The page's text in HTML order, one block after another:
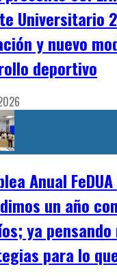
Universitario
y nuevo
deportivo
Anual
un año
ya pensando
para lo